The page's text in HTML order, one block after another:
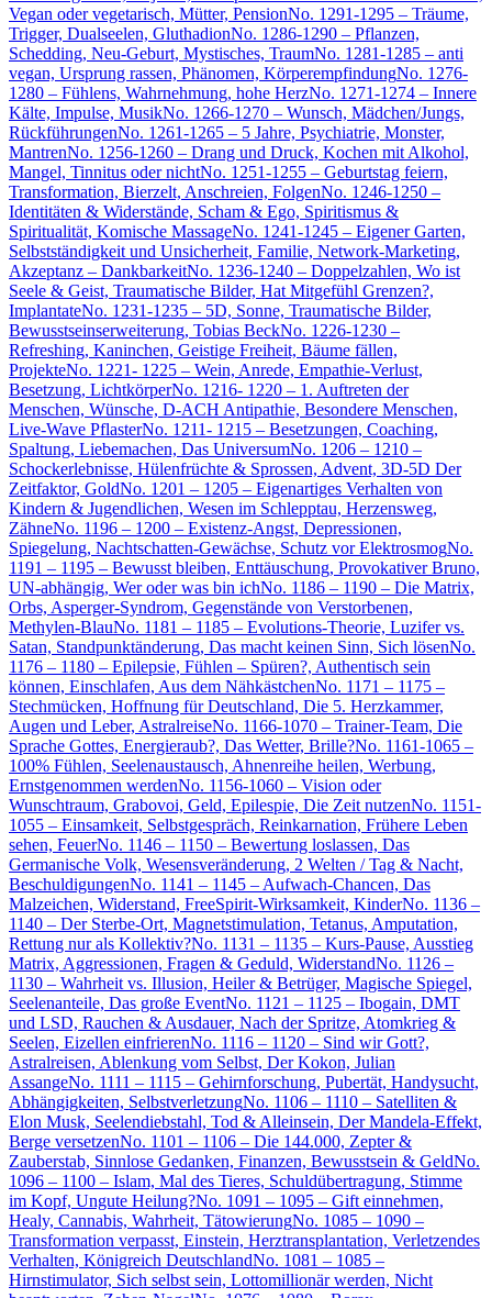
Vegan oder vegetarisch, Mütter, PensionNo. 1291-1295 – Träume,
Trigger, Dualseelen, GluthadionNo. 1286-1290 – Pflanzen,
Schedding, Neu-Geburt, Mystisches, TraumNo. 1281-1285 – anti
vegan, Ursprung rassen, Phänomen, KörperempfindungNo. 1276-
1280 – Fühlens, Wahrnehmung, hohe HerzNo. 1271-1274 – Innere
Kälte, Impulse, MusikNo. 1266-1270 – Wunsch, Mädchen/Jungs,
RückführungenNo. 1261-1265 – 5 Jahre, Psychiatrie, Monster,
MantrenNo. 1256-1260 – Drang und Druck, Kochen mit Alkohol,
Mangel, Tinnitus oder nichtNo. 1251-1255 – Geburtstag feiern,
Transformation, Bierzelt, Anschreien, FolgenNo. 1246-1250 –
Identitäten & Widerstände, Scham & Ego, Spiritismus &
Spiritualität, Komische MassageNo. 1241-1245 – Eigener Garten,
Selbstständigkeit und Unsicherheit, Familie, Network-Marketing,
Akzeptanz – DankbarkeitNo. 1236-1240 – Doppelzahlen, Wo ist
Seele & Geist, Traumatische Bilder, Hat Mitgefühl Grenzen?,
ImplantateNo. 1231-1235 – 5D, Sonne, Traumatische Bilder,
Bewusstseinserweiterung, Tobias BeckNo. 1226-1230 –
Refreshing, Kaninchen, Geistige Freiheit, Bäume fällen,
ProjekteNo. 1221- 1225 – Wein, Anrede, Empathie-Verlust,
Besetzung, LichtkörperNo. 1216- 1220 – 1. Auftreten der
Menschen, Wünsche, D-ACH Antipathie, Besondere Menschen,
Live-Wave PflasterNo. 1211- 1215 – Besetzungen, Coaching,
Spaltung, Liebemachen, Das UniversumNo. 1206 – 1210 –
Schockerlebnisse, Hülenfrüchte & Sprossen, Advent, 3D-5D Der
Zeitfaktor, GoldNo. 1201 – 1205 – Eigenartiges Verhalten von
Kindern & Jugendlichen, Wesen im Schlepptau, Herzensweg,
ZähneNo. 1196 – 1200 – Existenz-Angst, Depressionen,
Spiegelung, Nachtschatten-Gewächse, Schutz vor ElektrosmogNo.
1191 – 1195 – Bewusst bleiben, Enttäuschung, Provokativer Bruno,
UN-abhängig, Wer oder was bin ichNo. 1186 – 1190 – Die Matrix,
Orbs, Asperger-Syndrom, Gegenstände von Verstorbenen,
Methylen-BlauNo. 1181 – 1185 – Evolutions-Theorie, Luzifer vs.
Satan, Standpunktänderung, Das macht keinen Sinn, Sich lösenNo.
1176 – 1180 – Epilepsie, Fühlen – Spüren?, Authentisch sein
können, Einschlafen, Aus dem NähkästchenNo. 1171 – 1175 –
Stechmücken, Hoffnung für Deutschland, Die 5. Herzkammer,
Augen und Leber, AstralreiseNo. 1166-1070 – Trainer-Team, Die
Sprache Gottes, Energieraub?, Das Wetter, Brille?No. 1161-1065 –
100% Fühlen, Seelenaustausch, Ahnenreihe heilen, Werbung,
Ernstgenommen werdenNo. 1156-1060 – Vision oder
Wunschtraum, Grabovoi, Geld, Epilespie, Die Zeit nutzenNo. 1151-
1055 – Einsamkeit, Selbstgespräch, Reinkarnation, Frühere Leben
sehen, FeuerNo. 1146 – 1150 – Bewertung loslassen, Das
Germanische Volk, Wesensveränderung, 2 Welten / Tag & Nacht,
BeschuldigungenNo. 1141 – 1145 – Aufwach-Chancen, Das
Malzeichen, Widerstand, FreeSpirit-Wirksamkeit, KinderNo. 1136 –
1140 – Der Sterbe-Ort, Magnetstimulation, Tetanus, Amputation,
Rettung nur als Kollektiv?No. 1131 – 1135 – Kurs-Pause, Ausstieg
Matrix, Aggressionen, Fragen & Geduld, WiderstandNo. 1126 –
1130 – Wahrheit vs. Illusion, Heiler & Betrüger, Magische Spiegel,
Seelenanteile, Das große EventNo. 1121 – 1125 – Ibogain, DMT
und LSD, Rauchen & Ausdauer, Nach der Spritze, Atomkrieg &
Seelen, Eizellen einfrierenNo. 1116 – 1120 – Sind wir Gott?,
Astralreisen, Ablenkung vom Selbst, Der Kokon, Julian
AssangeNo. 1111 – 1115 – Gehirnforschung, Pubertät, Handysucht,
Abhängigkeiten, SelbstverletzungNo. 1106 – 1110 – Satelliten &
Elon Musk, Seelendiebstahl, Tod & Alleinsein, Der Mandela-Effekt,
Berge versetzenNo. 1101 – 1106 – Die 144.000, Zepter &
Zauberstab, Sinnlose Gedanken, Finanzen, Bewusstsein & GeldNo.
1096 – 1100 – Islam, Mal des Tieres, Schuldübertragung, Stimme
im Kopf, Ungute Heilung?No. 1091 – 1095 – Gift einnehmen,
Healy, Cannabis, Wahrheit, TätowierungNo. 1085 – 1090 –
Transformation verpasst, Einstein, Herztransplantation, Verletzendes
Verhalten, Königreich DeutschlandNo. 1081 – 1085 –
Hirnstimulator, Sich selbst sein, Lottomillionär werden, Nicht